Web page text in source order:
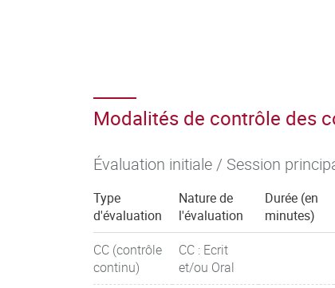
Modalités de contrôle des
Évaluation initiale / Session
Type
d'évaluation
Nature de
l'évaluation
Durée (en
minutes)
CC (contrôle
continu)
CC : Ecrit
et/ou Oral